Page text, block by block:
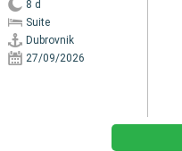
8 d
Suite
Dubrovnik
27/09/2026